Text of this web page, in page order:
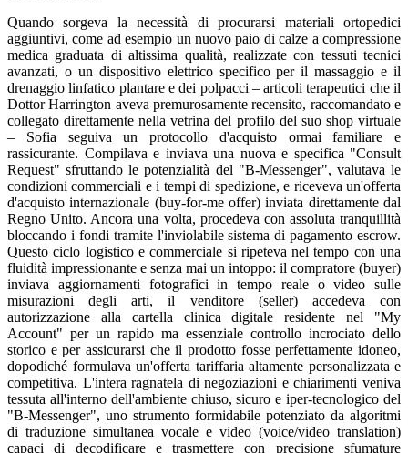
Quando sorgeva la necessità di procurarsi materiali ortopedici
aggiuntivi, come ad esempio un nuovo paio di calze a compressione
medica graduata di altissima qualità, realizzate con tessuti tecnici
avanzati, o un dispositivo elettrico specifico per il massaggio e il
drenaggio linfatico plantare e dei polpacci – articoli terapeutici che il
Dottor Harrington aveva premurosamente recensito, raccomandato e
collegato direttamente nella vetrina del profilo del suo shop virtuale
– Sofia seguiva un protocollo d'acquisto ormai familiare e
rassicurante. Compilava e inviava una nuova e specifica "Consult
Request" sfruttando le potenzialità del "B-Messenger", valutava le
condizioni commerciali e i tempi di spedizione, e riceveva un'offerta
d'acquisto internazionale (buy-for-me offer) inviata direttamente dal
Regno Unito. Ancora una volta, procedeva con assoluta tranquillità
bloccando i fondi tramite l'inviolabile sistema di pagamento escrow.
Questo ciclo logistico e commerciale si ripeteva nel tempo con una
fluidità impressionante e senza mai un intoppo: il compratore (buyer)
inviava aggiornamenti fotografici in tempo reale o video sulle
misurazioni degli arti, il venditore (seller) accedeva con
autorizzazione alla cartella clinica digitale residente nel "My
Account" per un rapido ma essenziale controllo incrociato dello
storico e per assicurarsi che il prodotto fosse perfettamente idoneo,
dopodiché formulava un'offerta tariffaria altamente personalizzata e
competitiva. L'intera ragnatela di negoziazioni e chiarimenti veniva
tessuta all'interno dell'ambiente chiuso, sicuro e iper-tecnologico del
"B-Messenger", uno strumento formidabile potenziato da algoritmi
di traduzione simultanea vocale e video (voice/video translation)
capaci di decodificare e trasmettere con precisione sfumature